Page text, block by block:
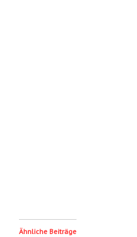
Ähnliche Beiträge